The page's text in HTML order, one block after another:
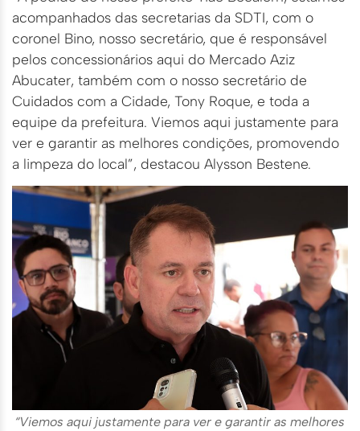
acompanhados das secretarias da SDTI, com o
coronel Bino, nosso secretário, que é responsável
pelos concessionários aqui do Mercado Aziz
Abucater, também com o nosso secretário de
Cuidados com a Cidade, Tony Roque, e toda a
equipe da prefeitura. Viemos aqui justamente para
ver e garantir as melhores condições, promovendo
a limpeza do local”, destacou Alysson Bestene.
“Viemos aqui justamente para ver e garantir as melhores